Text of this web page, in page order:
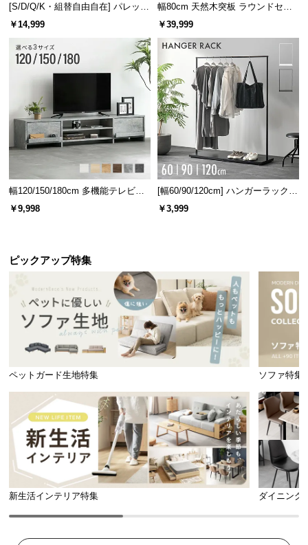
[S/D/Q/K・組替自由自在] パレット
ベッド 8/12/16枚セット
￥14,999
幅80cm 天然木突板 ラウンドセン
ターテーブル 美しい格子デザイン
￥39,999
幅120/150/180cm 多機能テレビボ
ード 木目/石目調 オープン収納・
引き出し収納付き
￥9,998
[幅60/90/120cm] ハンガーラック
スチール 4段階高さ調節 サイドフ
ック オープンラック シンプル
￥3,999
ピックアップ特集
ペットガード生地特集 ソファ特集
新生活インテリア特集 ダイニング